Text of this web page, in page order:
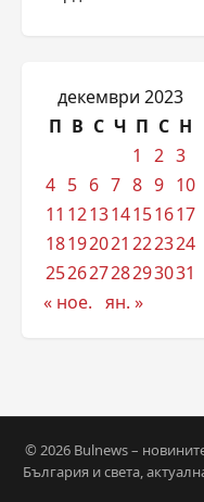
декември 2023
П В С Ч П С Н
1
2 3
4 5 6 7 8 9 10
11 121314151617
18192021 222324
25262728293031
« ное. ян. »
© 2026 Bulnews –
България и света,